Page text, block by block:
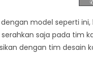
model seperti
saja pada tim
dengan tim desain